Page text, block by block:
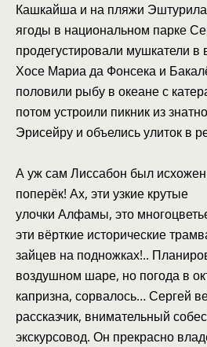
Кашкайша и на пляжи
ягоды в национальном парке
продегустировали мушкатели в
Хосе Мариа да Фонсека и
половили рыбу в океане с
потом устроили пикник из
Эрисейру и объелись улиток в
А уж сам Лиссабон был
поперёк! Ах, эти узкие крутые
улочки Алфамы, это
эти вёрткие исторические
зайцев на подножках!..
воздушном шаре, но погода в
капризна, сорвалось… Сергей
рассказчик, внимательный
экскурсовод. Он прекрасно